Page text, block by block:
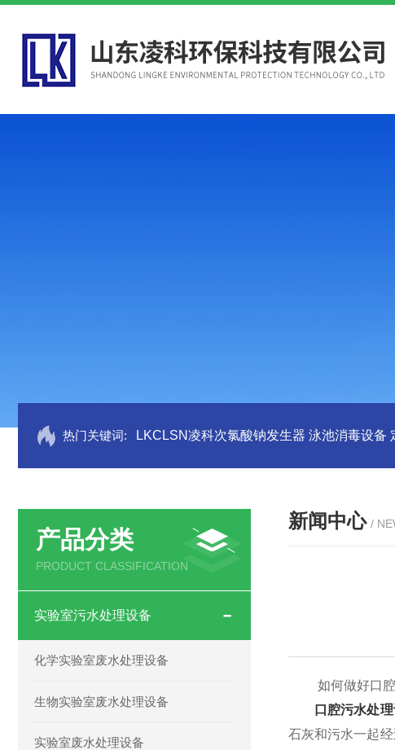
热门关键词: LKCLSN凌科次氯酸钠发生器 泳池消毒设备
产品分类
PRODUCT CLASSIFICATION
实验室污水处理设备
化学实验室废水处理设备
生物实验室废水处理设备
实验室废水处理设备
新闻中心 /
如何做好口腔
口腔污水处
石灰和污水一起